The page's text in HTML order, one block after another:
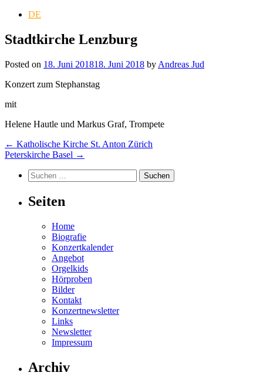
DE
Stadtkirche Lenzburg
Posted on 18. Juni 201818. Juni 2018 by Andreas Jud
Konzert zum Stephanstag
mit
Helene Hautle und Markus Graf, Trompete
Post
navigation
← Katholische Kirche St. Anton Zürich
Peterskirche Basel →
Suchen
nach:
Seiten
Home
Biografie
Konzertkalender
Angebot
Orgelkids
Hörproben
Bilder
Kontakt
Konzertnewsletter
Links
Newsletter
Impressum
Archiv